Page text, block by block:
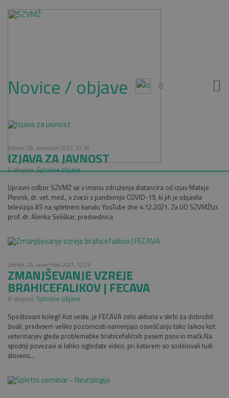
Novice / objave
četrtek, 09. december 2021, 12:36
IZJAVA ZA JAVNOST
V skupini:Splošne objave
Upravni odbor SZVMŽ se v imenu združenja distancira od izjav Mateje
Plevnik, dr. vet. med., v zvezi s pandemijo COVID-19, ki jih je objavila
televizija AS na spletnem kanalu YouTube dne 4.12.2021. Za UO SZVMŽIzr.
prof. dr. Alenka Seliškar, predsednica
četrtek, 04. november 2021, 10:23
ZMANJŠEVANJE VZREJE
BRAHICEFALIKOV | FECAVA
V skupini: Splošne objave
Spoštovani kolegi! Kot veste, je FECAVA zelo aktivna v skrbi za dobrobit
živali, predvsem veliko pozornosti namenjajo osveščanju tako laikov kot
veterinarjev glede problematike brahicefaličnih pasem psov in mačk.Na
spodnji povezavi si lahko ogledate video, pri katerem so sodelovali tudi
slovens...